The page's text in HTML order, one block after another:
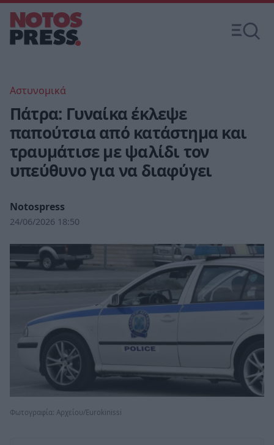
Αστυνομικά
Πάτρα: Γυναίκα έκλεψε
παπούτσια από κατάστημα και
τραυμάτισε με ψαλίδι τον
υπεύθυνο για να διαφύγει
Notospress
24/06/2026 18:50
Φωτογραφία: Aρχείου/Εurokinissi